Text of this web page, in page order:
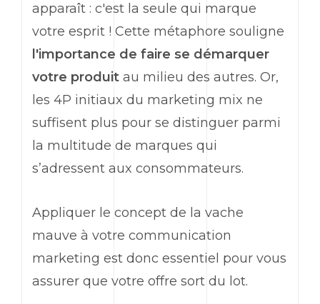
apparaît : c'est la seule qui marque
votre esprit ! Cette métaphore souligne
l'importance de faire se démarquer
votre produit au milieu des autres. Or,
les 4P initiaux du marketing mix ne
suffisent plus pour se distinguer parmi
la multitude de marques qui
s’adressent aux consommateurs.
Appliquer le concept de la vache
mauve à votre communication
marketing est donc essentiel pour vous
assurer que votre offre sort du lot.